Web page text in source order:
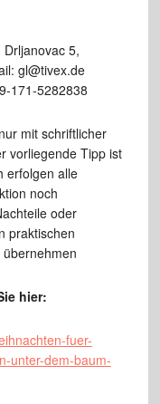
5,
gl@tivex.de
171-5282838
mit schriftlicher
vorliegende Tipp ist
erfolgen alle
noch
oder
praktischen
hier:
fuer-
unter-dem-baum-